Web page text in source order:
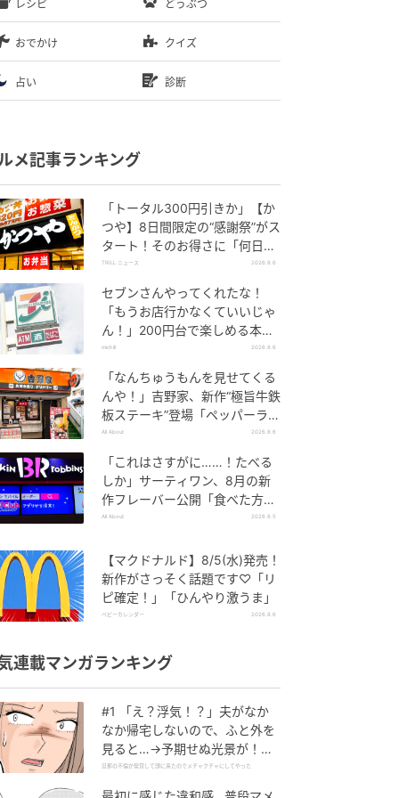
レシピ どうぶつ
おでかけ クイズ
占い 診断
メ記事ランキング
「トータル300円引きか」【か
つや】8日間限定の“感謝祭”がス
タート！そのお得さに「何日連
続で通えるかなぁ」「激ア
TRILL ニュース 2026.8.6
セブンさんやってくれたな！
「もうお店行かなくていいじゃ
ん！」200円台で楽しめる本格
グルメ
michill 2026.8.6
「なんちゅうもんを見せてくる
んや！」吉野家、新作“極旨牛鉄
板ステーキ”登場「ペッパーラン
チを潰しに来たぞ……」
All About 2026.8.6
「これはさすがに……！たべる
しか」サーティワン、8月の新
作フレーバー公開「食べた方が
良いですよスイカサマーは」
All About 2026.8.5
【マクドナルド】8/5(水)発売！
新作がさっそく話題です♡「リ
ピ確定！」「ひんやり激うま」
ベビーカレンダー 2026.8.6
連載マンガランキング
#1 「え？浮気！？」夫がなか
なか帰宅しないので、ふと外を
見ると…→予期せぬ光景が！｜
旦那の不倫が発覚して頭に来た
旦那の不倫が発覚して頭に来たのでメチャクチャにしてやった